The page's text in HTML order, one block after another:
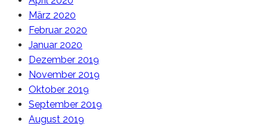
März 2020
Februar 2020
Januar 2020
Dezember 2019
November 2019
Oktober 2019
September 2019
August 2019